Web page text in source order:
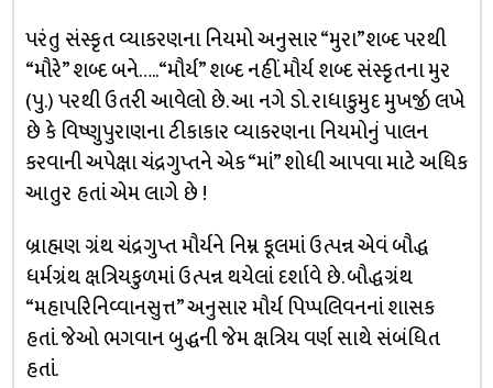
પરંતુ સંસ્કૃત વ્યાકરણના નિયમો અનુસાર “મુરા”શબ્દ પરથી
“મૌરે” શબ્દ બને….. “મૌર્ય” શબ્દ નહીં. મૌર્ય શબ્દ સંસ્કૃતના મુર
(પુ.) પરથી ઉતરી આવેલો છે. આ નગે ડો. રાધાકુમુદ મુખર્જી લખે
છે કે વિષ્ણુપુરાણના ટીકાકાર વ્યાકરણના નિયમોનું પાલન
કરવાની અપેક્ષા ચંદ્રગુપ્તને એક “માં” શોધી આપવા માટે અધિક
આતુર હતાં એમ લાગે છે !
બ્રાહ્મણ ગ્રંથ ચંદ્રગુપ્ત મૌર્યને નિમ્ન કૂલમાં ઉત્પન્ન એવં બૌદ્ધ
ધર્મગ્રંથ ક્ષત્રિયકુળમાં ઉત્પન્ન થયેલાં દર્શાવે છે. બૌદ્ધગ્રંથ
“મહાપરિનિવ્વાનસુત્ત” અનુસાર મૌર્ય પિપ્પલિવનનાં શાસક
હતાં. જેઓ ભગવાન બુદ્ધની જેમ ક્ષત્રિય વર્ણ સાથે સંબંધિત
હતાં.